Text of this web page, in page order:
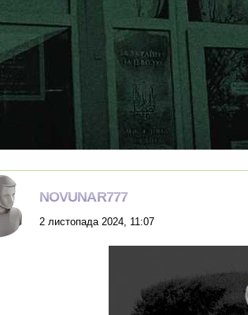
NOVUNAR777
2 листопада 2024, 11:07